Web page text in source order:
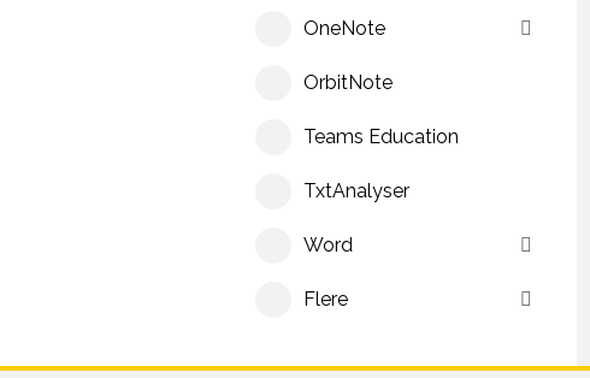
OneNote
OrbitNote
Teams Education
TxtAnalyser
Word
Flere